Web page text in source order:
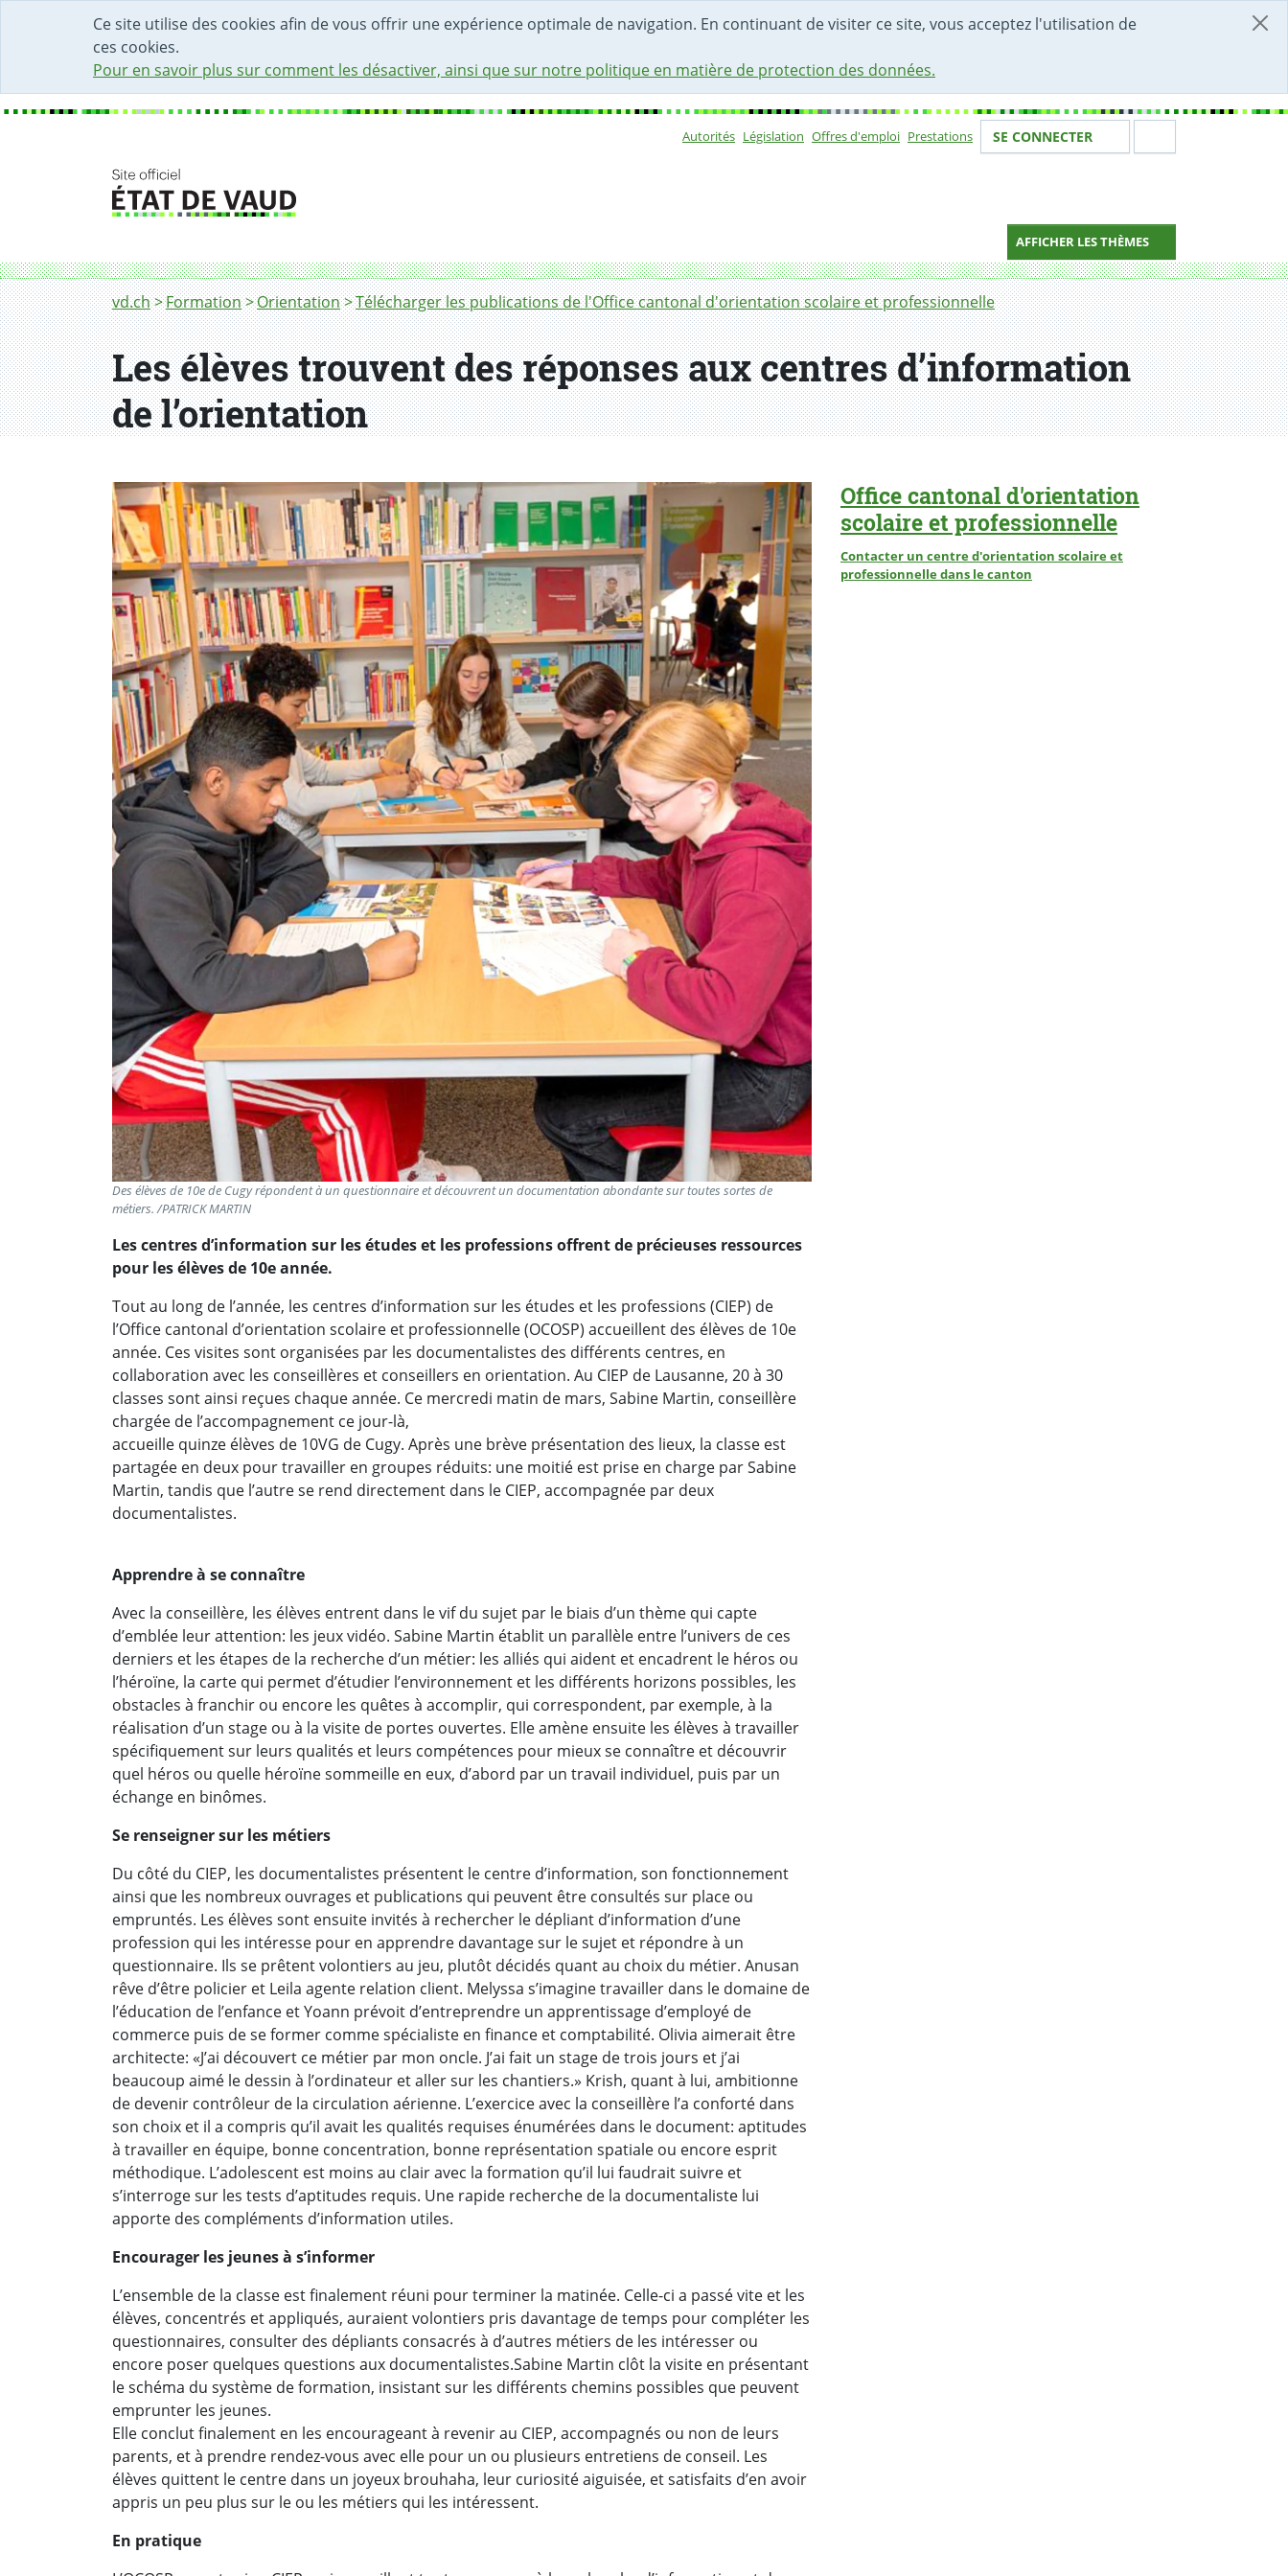
Ce site utilise des cookies afin de vous offrir une expérience optimale de navigation. En continuant de visiter ce site, vous acceptez l'utilisation de
ces cookies.
Pour en savoir plus sur comment les désactiver, ainsi que sur notre politique en matière de protection des données.
DÉBUT DU CONTENU DE LA PAGE
ACCÈS AU CHAMP DE RECHERCHE
PAGE D'ACCUEIL
FORMULAIRE DE CONTACT
Autorités Législation Offres d'emploi Prestations Votre identité
SE CONNECTER
AFFICHER LES THÈMES
Fil d'Ariane
vd.ch Formation Orientation Télécharger les publications de l'Office cantonal d'orientation scolaire et professionnelle
Les élèves trouvent des réponses aux centres d’information
de l’orientation
Des élèves de 10e de Cugy répondent à un questionnaire et découvrent un documentation abondante sur toutes sortes de
métiers. /PATRICK MARTIN
Les centres d’information sur les études et les professions offrent de précieuses ressources
pour les élèves de 10e année.
Tout au long de l’année, les centres d’information sur les études et les professions (CIEP) de
l’Office cantonal d’orientation scolaire et professionnelle (OCOSP) accueillent des élèves de 10e
année. Ces visites sont organisées par les documentalistes des différents centres, en
collaboration avec les conseillères et conseillers en orientation. Au CIEP de Lausanne, 20 à 30
classes sont ainsi reçues chaque année. Ce mercredi matin de mars, Sabine Martin, conseillère
chargée de l’accompagnement ce jour-là,
accueille quinze élèves de 10VG de Cugy. Après une brève présentation des lieux, la classe est
partagée en deux pour travailler en groupes réduits: une moitié est prise en charge par Sabine
Martin, tandis que l’autre se rend directement dans le CIEP, accompagnée par deux
documentalistes.
Apprendre à se connaître
Avec la conseillère, les élèves entrent dans le vif du sujet par le biais d’un thème qui capte
d’emblée leur attention: les jeux vidéo. Sabine Martin établit un parallèle entre l’univers de ces
derniers et les étapes de la recherche d’un métier: les alliés qui aident et encadrent le héros ou
l’héroïne, la carte qui permet d’étudier l’environnement et les différents horizons possibles, les
obstacles à franchir ou encore les quêtes à accomplir, qui correspondent, par exemple, à la
réalisation d’un stage ou à la visite de portes ouvertes. Elle amène ensuite les élèves à travailler
spécifiquement sur leurs qualités et leurs compétences pour mieux se connaître et découvrir
quel héros ou quelle héroïne sommeille en eux, d’abord par un travail individuel, puis par un
échange en binômes.
Se renseigner sur les métiers
Du côté du CIEP, les documentalistes présentent le centre d’information, son fonctionnement
ainsi que les nombreux ouvrages et publications qui peuvent être consultés sur place ou
empruntés. Les élèves sont ensuite invités à rechercher le dépliant d’information d’une
profession qui les intéresse pour en apprendre davantage sur le sujet et répondre à un
questionnaire. Ils se prêtent volontiers au jeu, plutôt décidés quant au choix du métier. Anusan
rêve d’être policier et Leila agente relation client. Melyssa s’imagine travailler dans le domaine de
l’éducation de l’enfance et Yoann prévoit d’entreprendre un apprentissage d’employé de
commerce puis de se former comme spécialiste en finance et comptabilité. Olivia aimerait être
architecte: «J’ai découvert ce métier par mon oncle. J’ai fait un stage de trois jours et j’ai
beaucoup aimé le dessin à l’ordinateur et aller sur les chantiers.» Krish, quant à lui, ambitionne
de devenir contrôleur de la circulation aérienne. L’exercice avec la conseillère l’a conforté dans
son choix et il a compris qu’il avait les qualités requises énumérées dans le document: aptitudes
à travailler en équipe, bonne concentration, bonne représentation spatiale ou encore esprit
méthodique. L’adolescent est moins au clair avec la formation qu’il lui faudrait suivre et
s’interroge sur les tests d’aptitudes requis. Une rapide recherche de la documentaliste lui
apporte des compléments d’information utiles.
Encourager les jeunes à s’informer
L’ensemble de la classe est finalement réuni pour terminer la matinée. Celle-ci a passé vite et les
élèves, concentrés et appliqués, auraient volontiers pris davantage de temps pour compléter les
questionnaires, consulter des dépliants consacrés à d’autres métiers de les intéresser ou
encore poser quelques questions aux documentalistes.Sabine Martin clôt la visite en présentant
le schéma du système de formation, insistant sur les différents chemins possibles que peuvent
emprunter les jeunes.
Elle conclut finalement en les encourageant à revenir au CIEP, accompagnés ou non de leurs
parents, et à prendre rendez-vous avec elle pour un ou plusieurs entretiens de conseil. Les
élèves quittent le centre dans un joyeux brouhaha, leur curiosité aiguisée, et satisfaits d’en avoir
appris un peu plus sur le ou les métiers qui les intéressent.
En pratique
Office cantonal d'orientation
scolaire et professionnelle
Contacter un centre d'orientation scolaire et
professionnelle dans le canton